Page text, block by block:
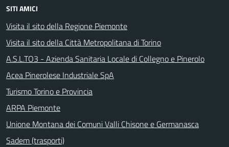
SITI AMICI
Visita il sito della Regione Piemonte
Visita il sito della Città Metropolitana di Torino
A.S.L.TO3 - Azienda Sanitaria Locale di Collegno e Pinerolo
Acea Pinerolese Industriale SpA
Turismo Torino e Provincia
ARPA Piemonte
Unione Montana dei Comuni Valli Chisone e Germanasca
Sadem (trasporti)